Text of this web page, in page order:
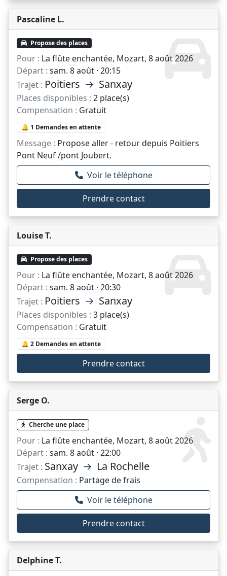
Pascaline L.
Propose des places
Pour : La flûte enchantée, Mozart, 8 août 2026
Départ : sam. 8 août · 20:15
Trajet : Poitiers → Sanxay
Places disponibles : 2 place(s)
Compensation : Gratuit
🔔 1 Demandes en attente
Message : Propose aller - retour depuis Poitiers
Pont Neuf /pont Joubert.
Voir le téléphone
Prendre contact
Louise T.
Propose des places
Pour : La flûte enchantée, Mozart, 8 août 2026
Départ : sam. 8 août · 20:30
Trajet : Poitiers → Sanxay
Places disponibles : 3 place(s)
Compensation : Gratuit
🔔 2 Demandes en attente
Prendre contact
Serge O.
Cherche une place
Pour : La flûte enchantée, Mozart, 8 août 2026
Départ : sam. 8 août · 22:00
Trajet : Sanxay → La Rochelle
Compensation : Partage de frais
Voir le téléphone
Prendre contact
Delphine T.